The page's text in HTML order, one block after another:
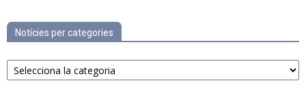
Notícies per categories
Notícies
per